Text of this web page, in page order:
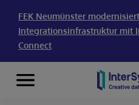
FEK Neumünster
Integrationsinfrastruktur mit
Connect
Skip to content
Menu